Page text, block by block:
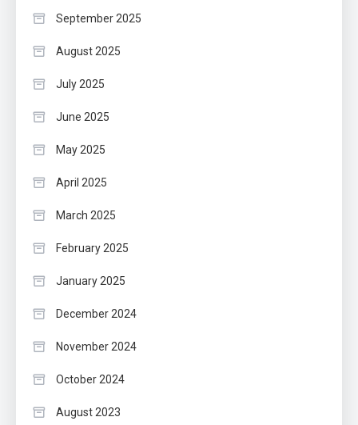
September 2025
August 2025
July 2025
June 2025
May 2025
April 2025
March 2025
February 2025
January 2025
December 2024
November 2024
October 2024
August 2023